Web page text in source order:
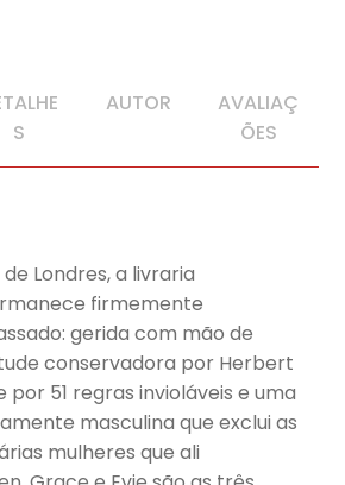
S
AUTOR
AVALIAÇ
ÕES
Londres, a livraria
firmemente
gerida com mão de
conservadora por Herbert
51 regras invioláveis e uma
masculina que exclui as
mulheres que ali